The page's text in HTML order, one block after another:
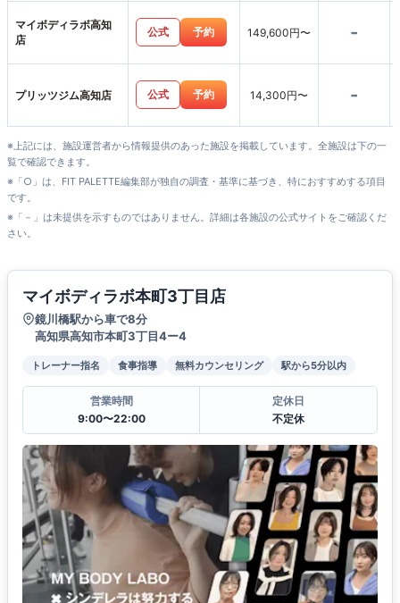
マイボディラボ高知
店
公式 予約 149,600円〜 -
プリッツジム高知店 公式 予約 14,300円〜 -
※上記には、施設運営者から情報提供のあった施設を掲載しています。全施設は下の一
覧で確認できます。
※「○」は、FIT PALETTE編集部が独自の調査・基準に基づき、特におすすめする項目
です。
※「－」は未提供を示すものではありません。詳細は各施設の公式サイトをご確認くだ
さい。
マイボディラボ本町3丁目店
鏡川橋駅から車で8分
高知県高知市本町3丁目4ー4
トレーナー指名 食事指導 無料カウンセリング 駅から5分以内
営業時間
9:00〜22:00
定休日
不定休